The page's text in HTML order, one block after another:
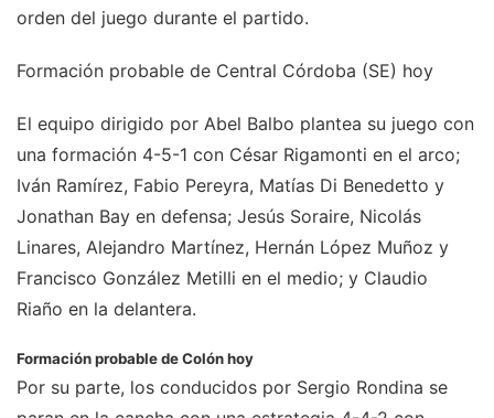
orden del juego durante el partido.
Formación probable de Central Córdoba (SE) hoy
El equipo dirigido por Abel Balbo plantea su juego con
una formación 4-5-1 con César Rigamonti en el arco;
Iván Ramírez, Fabio Pereyra, Matías Di Benedetto y
Jonathan Bay en defensa; Jesús Soraire, Nicolás
Linares, Alejandro Martínez, Hernán López Muñoz y
Francisco González Metilli en el medio; y Claudio
Riaño en la delantera.
Formación probable de Colón hoy
Por su parte, los conducidos por Sergio Rondina se